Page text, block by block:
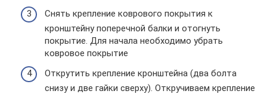
Снять крепление коврового покрытия к
кронштейну поперечной балки и отогнуть
покрытие. Для начала необходимо убрать
ковровое покрытие
Открутить крепление кронштейна (два болта
снизу и две гайки сверху). Откручиваем крепление